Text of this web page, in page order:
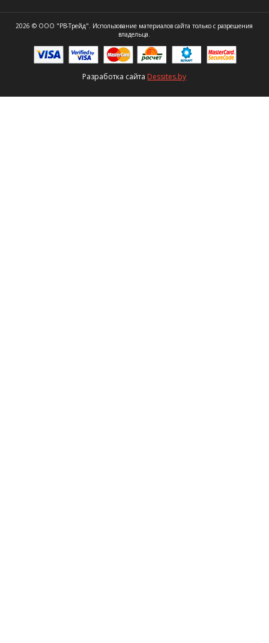
2026 © ООО "РВ-Трейд". Использование материалов сайта только с разрешения
владельца.
Разработка сайта Dessites.by